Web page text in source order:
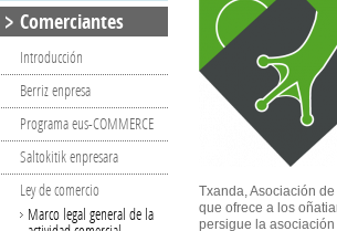
Txanda, Asociación
que ofrece a los
persigue la asociación
Comerciantes
Introducción
Berriz enpresa
Programa eus-COMMERCE
Saltokitik enpresara
Ley de comercio
Marco legal general de la